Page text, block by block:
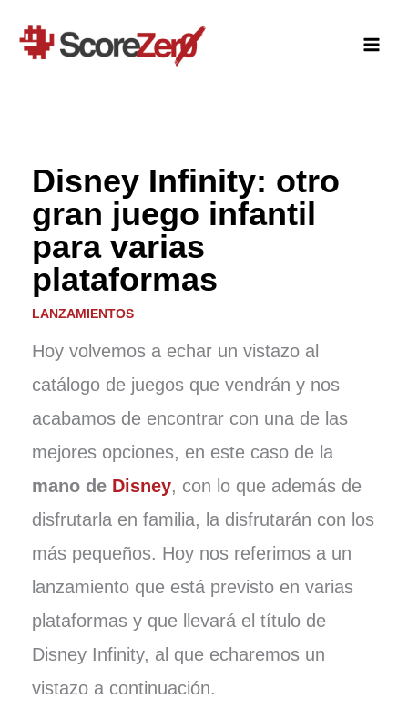
contenido
Disney Infinity: otro
gran juego infantil
para varias
plataformas
LANZAMIENTOS
Hoy volvemos a echar un vistazo al
catálogo de juegos que vendrán y nos
acabamos de encontrar con una de las
mejores opciones, en este caso de la
mano de Disney, con lo que además de
disfrutarla en familia, la disfrutarán con los
más pequeños. Hoy nos referimos a un
lanzamiento que está previsto en varias
plataformas y que llevará el título de
Disney Infinity, al que echaremos un
vistazo a continuación.